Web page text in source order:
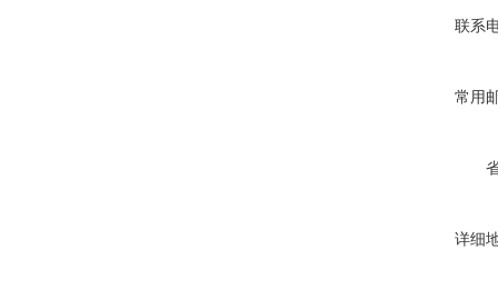
联系
常用
详细